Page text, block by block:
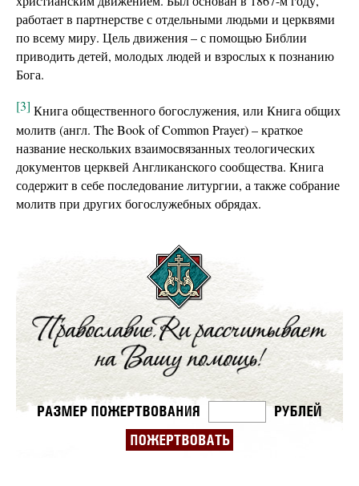
работает в партнерстве с отдельными людьми и церквями
по всему миру. Цель движения – с помощью Библии
приводить детей, молодых людей и взрослых к познанию
Бога.
[3] Книга общественного богослужения, или Книга общих
молитв (англ. The Book of Common Prayer) – краткое
название нескольких взаимосвязанных теологических
документов церквей Англиканского сообщества. Книга
содержит в себе последование литургии, а также собрание
молитв при других богослужебных обрядах.